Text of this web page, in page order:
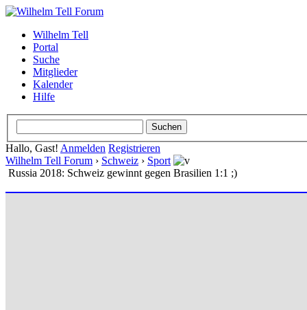
Wilhelm Tell
Portal
Suche
Mitglieder
Kalender
Hilfe
Hallo, Gast! Anmelden Registrieren
Wilhelm Tell Forum › Schweiz › Sport
Russia 2018: Schweiz gewinnt gegen Brasilien 1:1 ;)